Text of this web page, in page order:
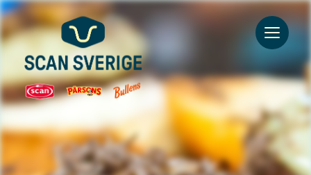
Go to main content